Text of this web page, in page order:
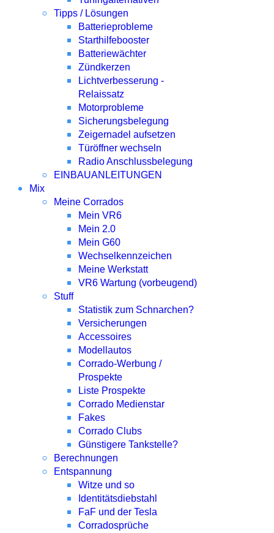
Tipps / Lösungen
Batterieprobleme
Starthilfebooster
Batteriewächter
Zündkerzen
Lichtverbesserung -
Relaissatz
Motorprobleme
Sicherungsbelegung
Zeigernadel aufsetzen
Türöffner wechseln
Radio Anschlussbelegung
EINBAUANLEITUNGEN
Mix
Meine Corrados
Mein VR6
Mein 2.0
Mein G60
Wechselkennzeichen
Meine Werkstatt
VR6 Wartung (vorbeugend)
Stuff
Statistik zum Schnarchen?
Versicherungen
Accessoires
Modellautos
Corrado-Werbung /
Prospekte
Liste Prospekte
Corrado Medienstar
Fakes
Corrado Clubs
Günstigere Tankstelle?
Berechnungen
Entspannung
Witze und so
Identitätsdiebstahl
FaF und der Tesla
Corradosprüche